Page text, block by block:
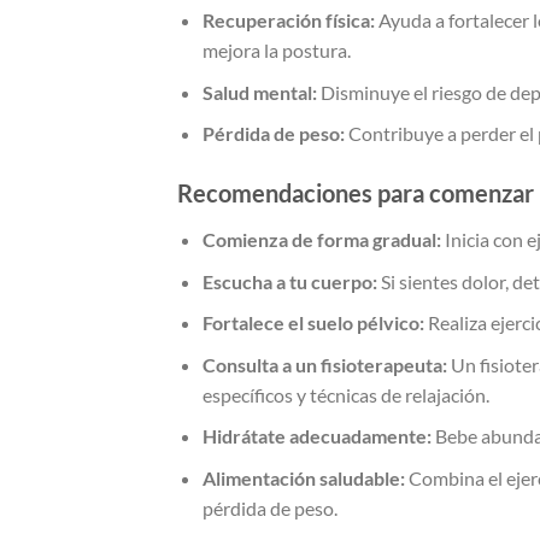
Recuperación física:Ayuda a fortalecer
mejora la postura.
Salud mental:Disminuye el riesgo de
Pérdida de peso:Contribuye a perder el
Recomendaciones para comenzar
Comienza de forma gradual:Inicia con
Escucha a tu cuerpo:Si sientes dolor,
Fortalece el suelo pélvico:Realiza
Consulta a un fisioterapeuta:Un
específicos y técnicas de relajación.
Hidrátate adecuadamente:Bebe
Alimentación saludable:Combina el
pérdida de peso.